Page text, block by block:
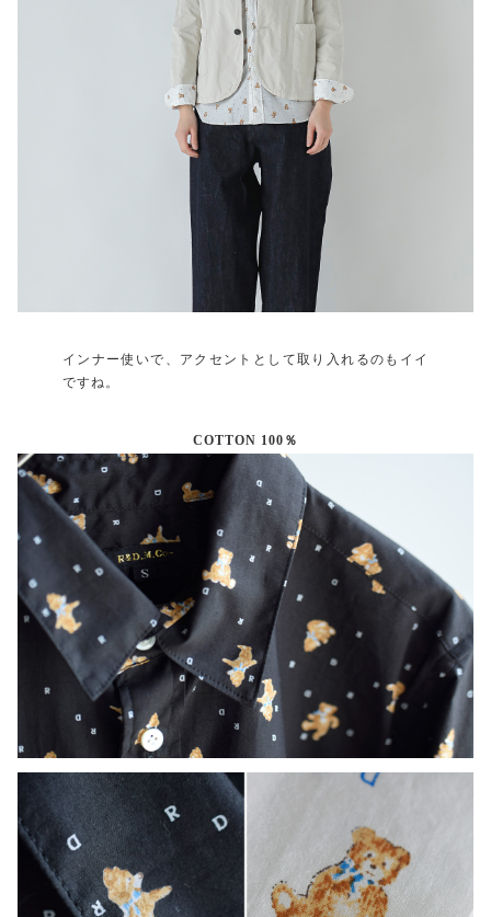
インナー使いで、アクセントとして取り入れるのもイイ
ですね。
COTTON 100％